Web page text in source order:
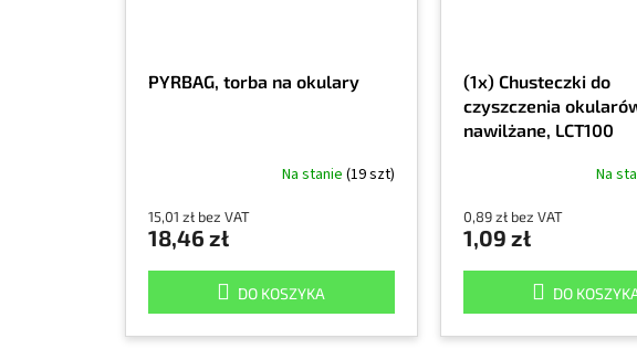
PYRBAG, torba na okulary
Na stanie (19 szt)
15,01 zł bez VAT
18,46 zł
DO KOSZYKA
(1x) Chusteczki do
czyszczenia
nawilżane, LCT100
Na
0,89 zł bez VAT
1,09 zł
DO